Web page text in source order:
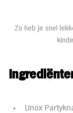
Zo heb je snel
Ingredi ë
Unox